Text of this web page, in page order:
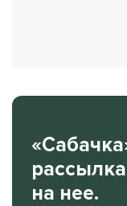
на нее.